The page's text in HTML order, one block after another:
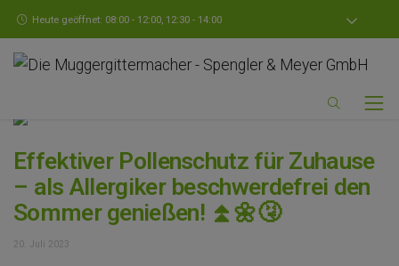
Heute geöffnet: 08:00 - 12:00, 12:30 - 14:00
Effektiver Pollenschutz für Zuhause
– als Allergiker beschwerdefrei den
Sommer genießen! ⏫🌼🤧
20. Juli 2023